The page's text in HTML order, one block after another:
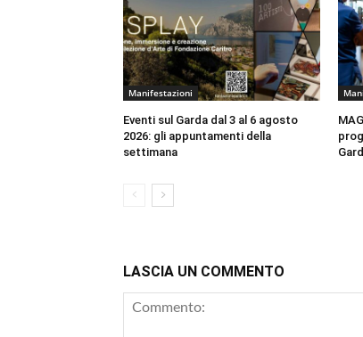
Manifestazioni
Eventi sul Garda dal 3 al 6 agosto
2026: gli appuntamenti della
settimana
LASCIA UN COMMENTO